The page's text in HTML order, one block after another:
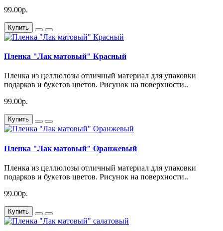
99.00р.
Купить
Пленка "Лак матовый" Красный
Пленка из целлюлозы отличный материал для упаковки
подарков и букетов цветов. Рисунок на поверхности..
99.00р.
Купить
Пленка "Лак матовый" Оранжевый
Пленка из целлюлозы отличный материал для упаковки
подарков и букетов цветов. Рисунок на поверхности..
99.00р.
Купить